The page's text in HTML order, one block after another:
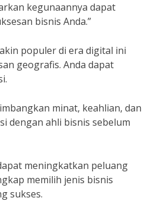
kegunaannya dapat
bisnis Anda.”
populer di era digital ini
geografis. Anda dapat
minat, keahlian, dan
dengan ahli bisnis sebelum
meningkatkan peluang
memilih jenis bisnis
sukses.